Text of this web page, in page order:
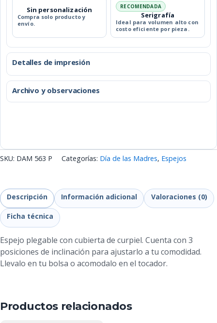
Sin personalización
Compra solo producto y
envío.
RECOMENDADA
Serigrafía
Ideal para volumen alto con
costo eficiente por pieza.
Detalles de impresión
Archivo y observaciones
SKU: DAM 563 P Categorías: Día de las Madres, Espejos
Descripción Información adicional Valoraciones (0)
Ficha técnica
Espejo plegable con cubierta de curpiel. Cuenta con 3
posiciones de inclinación para ajustarlo a tu comodidad.
Llevalo en tu bolsa o acomodalo en el tocador.
Productos relacionados